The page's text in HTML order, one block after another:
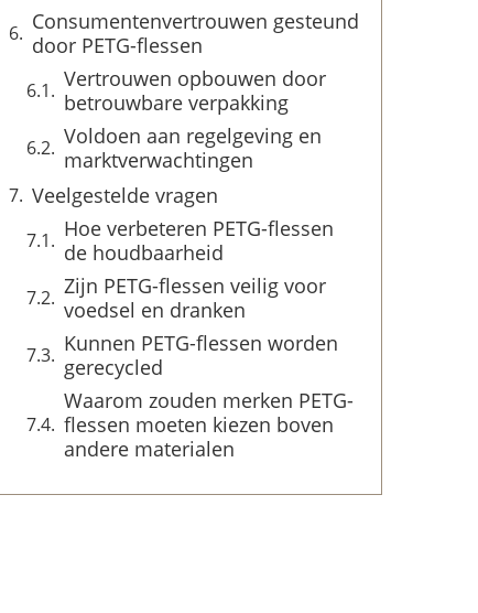
Consumentenvertrouwen gesteund
door PETG-flessen
Vertrouwen opbouwen door
betrouwbare verpakking
Voldoen aan regelgeving en
marktverwachtingen
Veelgestelde vragen
Hoe verbeteren PETG-flessen
de houdbaarheid
Zijn PETG-flessen veilig voor
voedsel en dranken
Kunnen PETG-flessen worden
gerecycled
Waarom zouden merken PETG-
flessen moeten kiezen boven
andere materialen